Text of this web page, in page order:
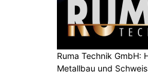
Ruma Technik GmbH:
Metallbau und